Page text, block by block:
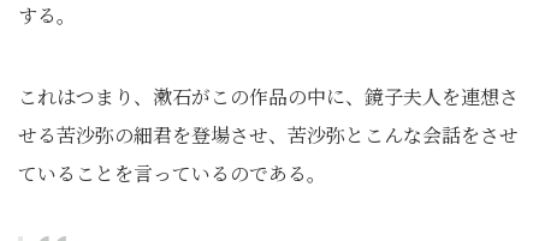
する。
これはつまり、漱石がこの作品の中に、鏡子夫人を連想さ
せる苦沙弥の細君を登場させ、苦沙弥とこんな会話をさせ
ていることを言っているのである。